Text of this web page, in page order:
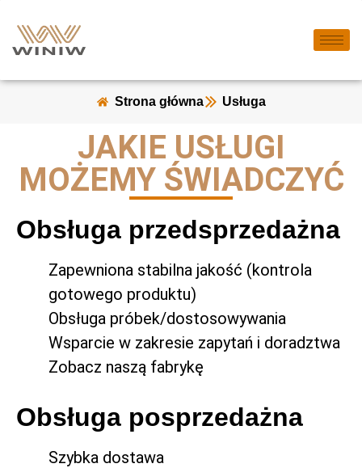
Strona główna Usługa
JAKIE USŁUGI
MOŻEMY ŚWIADCZYĆ
Obsługa przedsprzedażna
Zapewniona stabilna jakość (kontrola
gotowego produktu)
Obsługa próbek/dostosowywania
Wsparcie w zakresie zapytań i doradztwa
Zobacz naszą fabrykę
Obsługa posprzedażna
Szybka dostawa